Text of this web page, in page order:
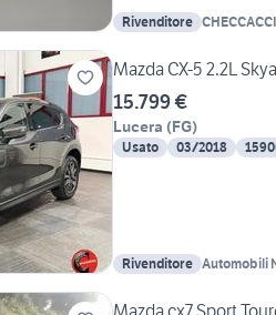
Rivenditore
Mazda CX-5 2.2L
15.799 €
Lucera (FG)
Usato 03/2018
Rivenditore Automobili